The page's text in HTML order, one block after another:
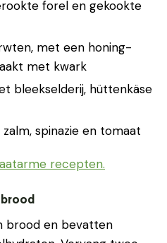
forel en gekookte
met een honing-
met kwark
bleekselderij, hüttenkäse
spinazie en tomaat
recepten.
brood en bevatten